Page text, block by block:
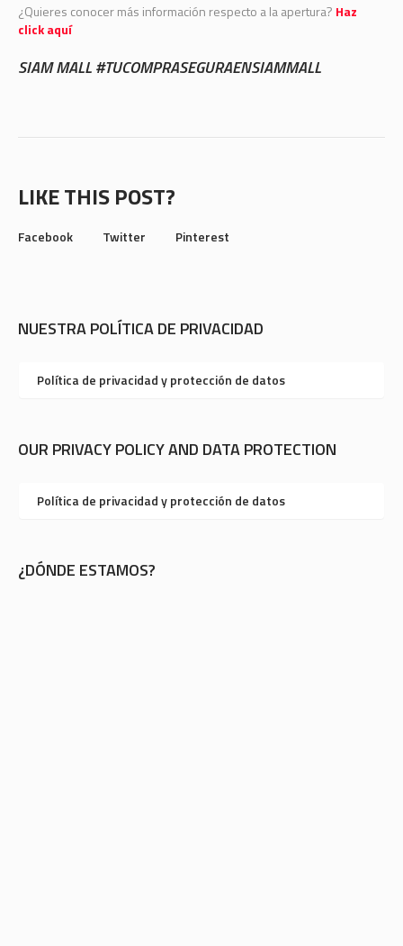
¿Quieres conocer más información respecto a la apertura? Haz
click aquí
SIAM MALL #TUCOMPRASEGURAENSIAMMALL
LIKE THIS POST?
Facebook Twitter Pinterest
NUESTRA POLÍTICA DE PRIVACIDAD
Política de privacidad y protección de datos
OUR PRIVACY POLICY AND DATA PROTECTION
Política de privacidad y protección de datos
¿DÓNDE ESTAMOS?